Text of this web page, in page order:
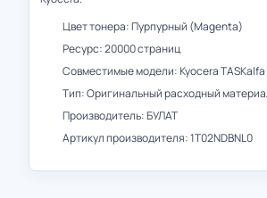
Цвет тонера: Пурпурный (Magenta)
Ресурс: 20000 страниц
Совместимые модели: Kyocera
Тип: Оригинальный расходный
Производитель: БУЛАТ
Артикул производителя: 1T02NDBNL0